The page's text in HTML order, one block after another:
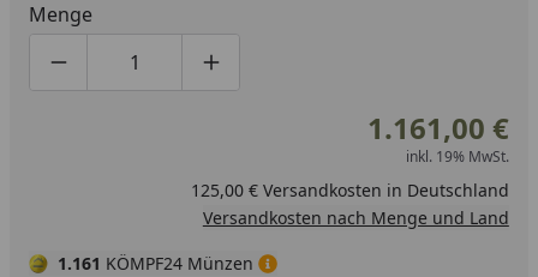
Menge
Produktmenge um eins verringern
Produktmenge manuell eingeben
Produktmenge um eins erhöhen
1.161,00 €
inkl. 19% MwSt.
125,00 € Versandkosten in Deutschland
Versandkosten nach Menge und Land
1.161 KÖMPF24 Münzen